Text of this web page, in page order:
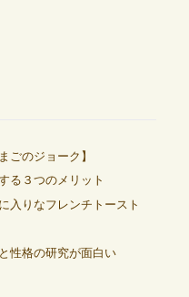
ごのジョーク】
る３つのメリット
入りなフレンチトースト
性格の研究が面白い